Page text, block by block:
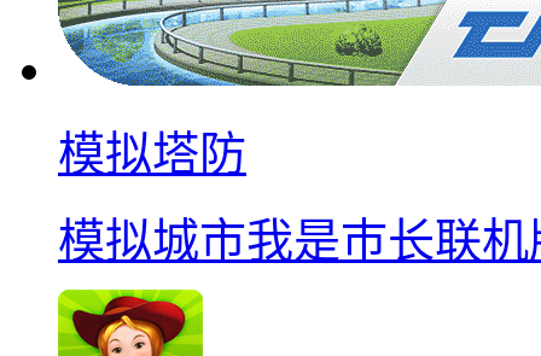
模拟塔防
模拟城市我是巿长联机